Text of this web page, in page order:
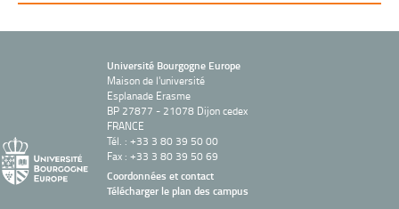
Université Bourgogne Europe
Maison de l'université
Esplanade Erasme
BP 27877 - 21078 Dijon cedex
FRANCE
Tél. : +33 3 80 39 50 00
Fax : +33 3 80 39 50 69
Coordonnées et contact
Télécharger le plan des campus